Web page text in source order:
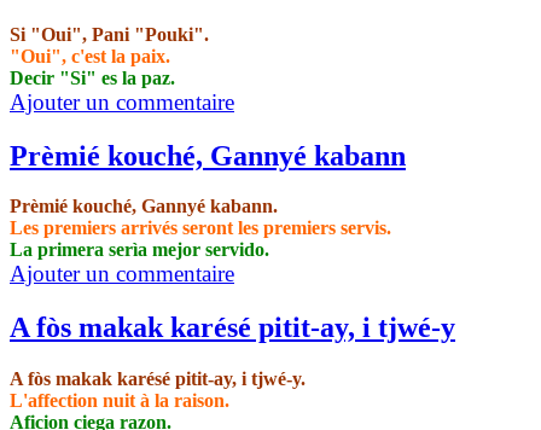
Si "Oui", Pani "Pouki".
"Oui", c'est la paix.
Decir "Si" es la paz.
Ajouter un commentaire
Prèmié kouché, Gannyé kabann
Prèmié kouché, Gannyé kabann.
Les premiers arrivés seront les premiers servis.
La primera serìa mejor servido.
Ajouter un commentaire
A fòs makak karésé pitit-ay, i tjwé-y
A fòs makak karésé pitit-ay, i tjwé-y.
L'affection nuit à la raison.
Aficion ciega razon.